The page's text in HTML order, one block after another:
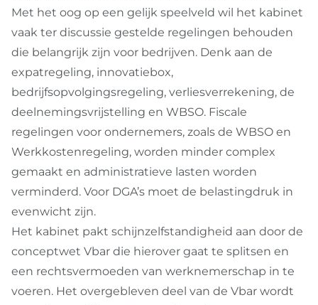
Met het oog op een gelijk speelveld wil het kabinet
vaak ter discussie gestelde regelingen behouden
die belangrijk zijn voor bedrijven. Denk aan de
expatregeling, innovatiebox,
bedrijfsopvolgingsregeling, verliesverrekening, de
deelnemingsvrijstelling en WBSO. Fiscale
regelingen voor ondernemers, zoals de WBSO en
Werkkostenregeling, worden minder complex
gemaakt en administratieve lasten worden
verminderd. Voor DGA’s moet de belastingdruk in
evenwicht zijn.
Het kabinet pakt schijnzelfstandigheid aan door de
conceptwet Vbar die hierover gaat te splitsen en
een rechtsvermoeden van werknemerschap in te
voeren. Het overgebleven deel van de Vbar wordt